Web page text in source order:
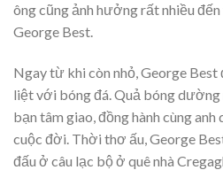
ông cũng ảnh hưởng rất nhiều
George Best.
Ngay từ khi còn nhỏ, George Best
liệt với bóng đá. Quả bóng
bạn tâm giao, đồng hành cùng
cuộc đời. Thời thơ ấu, George
đấu ở câu lạc bộ ở quê nhà